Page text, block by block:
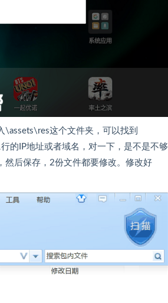
\assets\res这个文件夹，可以找到
的IP地址或者域名，对一下，是不是不够
然后保存，2份文件都要修改。修改好